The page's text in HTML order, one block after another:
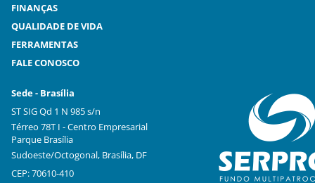
FINANÇAS
QUALIDADE DE VIDA
FERRAMENTAS
FALE CONOSCO
Sede - Brasília
ST SIG Qd 1 N 985 s/n
Térreo 78T I - Centro Empresarial
Parque Brasília
Sudoeste/Octogonal, Brasília, DF
CEP: 70610-410